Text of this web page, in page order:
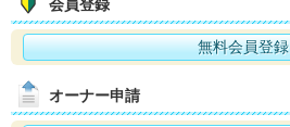
会員登録
無料会員登録
オーナー申請